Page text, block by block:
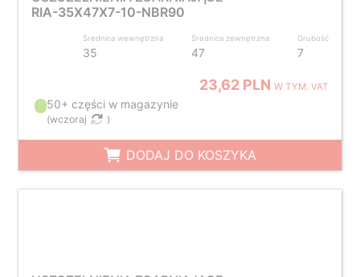
RIA-35X47X7-10-NBR90
Średnica wewnętrzna
35
Średnica zewnętrzna
47
Grubość
7
23,62 PLNW TYM. VAT
50+ części w magazynie
(wczoraj )
DODAJ DO KOSZYKA